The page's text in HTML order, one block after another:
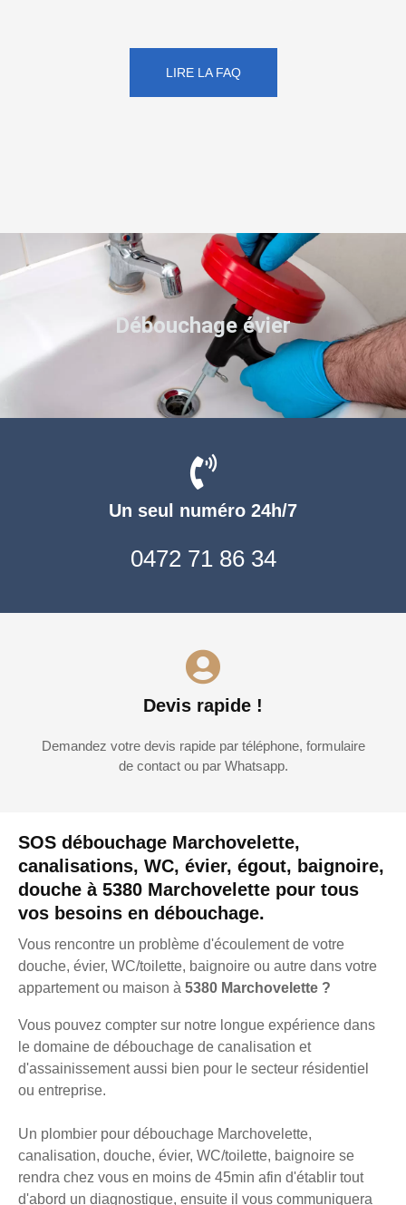
LIRE LA FAQ
SOS débouchage Marchovelette,
canalisations, WC, évier, égout, baignoire,
douche à 5380 Marchovelette pour tous
vos besoins en débouchage.
Vous rencontre un problème d'écoulement de votre
douche, évier, WC/toilette, baignoire ou autre dans votre
appartement ou maison à 5380 Marchovelette ?
Vous pouvez compter sur notre longue expérience dans
le domaine de débouchage de canalisation et
d'assainissement aussi bien pour le secteur résidentiel
ou entreprise.
Un plombier pour débouchage Marchovelette,
canalisation, douche, évier, WC/toilette, baignoire se
rendra chez vous en moins de 45min afin d'établir tout
d'abord un diagnostique, ensuite il vous communiquera
Un seul numéro 24h/7
0472 71 86 34
Devis rapide !
Demandez votre devis rapide par téléphone, formulaire
de contact ou par Whatsapp.
Débouchage évier